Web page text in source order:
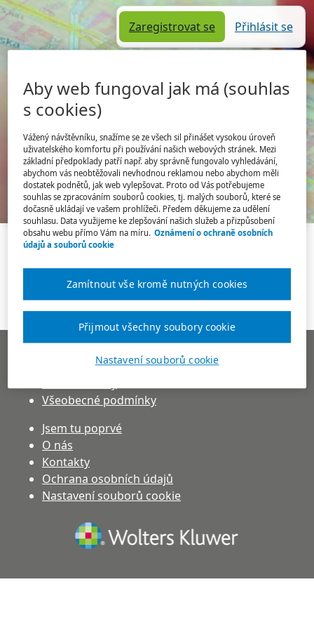
Zaregistrovat se Přihlásit se
Úvodní stránka
Jsem tu poprvé
Hledám práci
Hledám zaměstnance
Tato pracovní nabídka již není
platná.
Podívejte se naaktuální nabídku práce.
Ceník služeb pro zaměstnavatele
Všeobecné podmínky
Jsem tu poprvé
O nás
Kontakty
Ochrana osobních údajů
Nastavení souborů cookie
Aby web fungoval jak má (souhlas
s cookies)
Vážený návštěvníku, snažíme se ze všech sil přinášet vysokou úroveň
uživatelského komfortu při používání našich webových stránek. Mezi
základní předpoklady patří např. aby správně fungovalo vyhledávání,
abychom vás neobtěžovali nevhodnou reklamou nebo abychom měli
dostatek podnětů, jak web vylepšovat. Proto od Vás potřebujeme
souhlas se zpracováním souborů cookies, tj. malých souborů, které se
dočasně ukládají ve vašem prohlížeči. Předem děkujeme za udělení
souhlasu. Data využijeme ke zlepšování našich služeb a přizpůsobení
obsahu webu přímo Vám na míru. Oznámení o ochraně osobních
údajů a souborů cookie
Nastavení souborů cookie
Zamítnout vše kromě nutných cookies
Přijmout všechny soubory cookie